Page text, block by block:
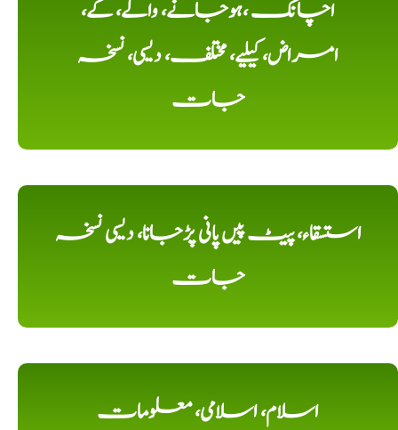
اچانک ،ہوجانے، والے، کے،
امراض، کیلیے، مختلف، دیسی، نسخہ
جات
استسقاء، پیٹ پیں پانی پڑجانا، دیسی نسخہ
جات
اسلام، اسلامی، معلومات